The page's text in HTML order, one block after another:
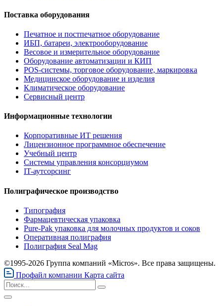
Поставка оборудования
Печатное и постпечатное оборудование
ИБП, батареи, электрооборудование
Весовое и измерительное оборудование
Оборудование автоматизации и КИП
POS-системы, торговое оборудование, маркировка
Медицинское оборудование и изделия
Климатическое оборудование
Сервисный центр
Информационные технологии
Корпоративные ИТ решения
Лицензионное программное обеспечение
Учебный центр
Системы управления консорциумом
IT-аутсорсинг
Полиграфическое производство
Типография
Фармацевтическая упаковка
Pure-Pak упаковка для молочных продуктов и соков
Оперативная полиграфия
Полиграфия Seal Mag
©1995-2026 Группа компаний «Micros». Все права защищены.
Профайл компании Карта сайта